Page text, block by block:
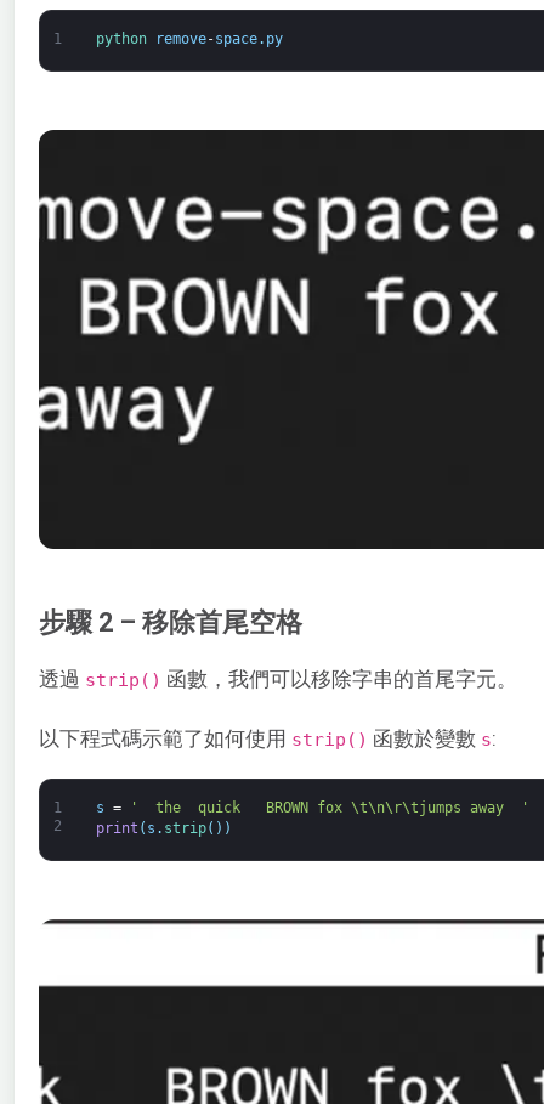
1 python remove-space. py
步驟 2 – 移除首尾空格
透過 strip() 函數，我們可以移除字串的首尾字元。
以下程式碼示範了如何使用 strip() 函數於變數 s:
1
2
s =
'  the  quick   BROWN fox \t\n\r\tjumps away  '
print ( s . strip( ) )